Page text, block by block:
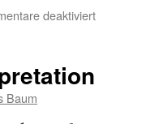
deaktiviert
Baum